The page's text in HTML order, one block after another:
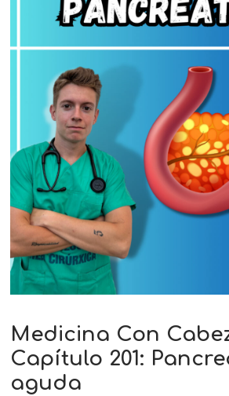
Medicina Con
Capítulo 201:
aguda